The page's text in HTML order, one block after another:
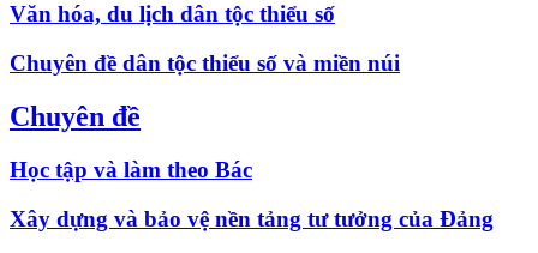
Văn hóa, du lịch dân tộc thiểu số
Chuyên đề dân tộc thiểu số và miền núi
Chuyên đề
Học tập và làm theo Bác
Xây dựng và bảo vệ nền tảng tư tưởng của Đảng